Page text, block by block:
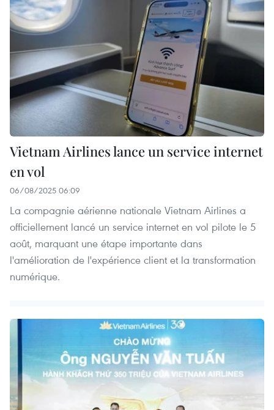
Vietnam Airlines lance un service internet
en vol
06/08/2025 06:09
La compagnie aérienne nationale Vietnam Airlines a
officiellement lancé un service internet en vol pilote le 5
août, marquant une étape importante dans
l'amélioration de l'expérience client et la transformation
numérique.